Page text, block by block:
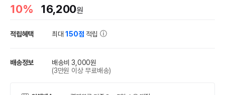
10% 16,200원
적립혜택 최대150점 적립
배송정보
배송비 3,000원
(3만원 이상 무료배송)